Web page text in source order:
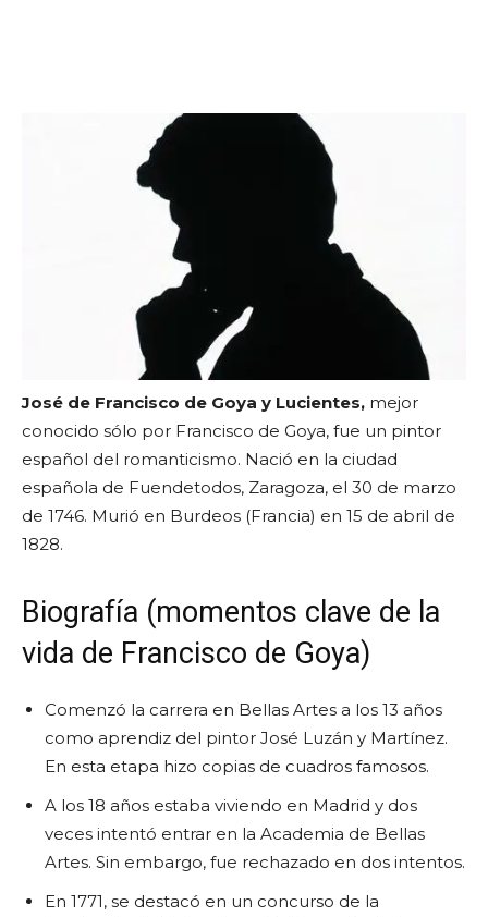
José de Francisco de Goya y Lucientes, mejor
conocido sólo por Francisco de Goya, fue un pintor
español del romanticismo. Nació en la ciudad
española de Fuendetodos, Zaragoza, el 30 de marzo
de 1746. Murió en Burdeos (Francia) en 15 de abril de
1828.
Biografía (momentos clave de la
vida de Francisco de Goya)
Comenzó la carrera en Bellas Artes a los 13 años
como aprendiz del pintor José Luzán y Martínez.
En esta etapa hizo copias de cuadros famosos.
A los 18 años estaba viviendo en Madrid y dos
veces intentó entrar en la Academia de Bellas
Artes. Sin embargo, fue rechazado en dos intentos.
En 1771, se destacó en un concurso de la